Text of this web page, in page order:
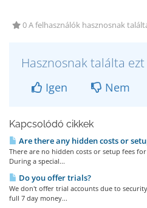
0 A felhasználók hasznosnak
Hasznosnak találta ezt
Igen Nem
Kapcsolódó cikkek
Are there any hidden costs or
There are no hidden costs or setup fees
During a special...
Do you offer trials?
We don't offer trial accounts due to
full 7 day money...